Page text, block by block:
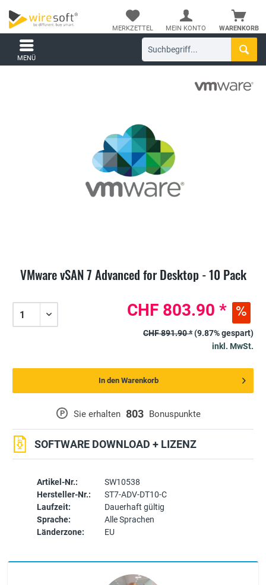
WARENKORB
MERKZETTEL MEIN KONTO
MENÜ
VMware vSAN 7 Advanced for Desktop - 10 Pack
Artikel-Nr.:
SW10538
Hersteller-Nr.:
ST7-ADV-DT10-C
Laufzeit:
Dauerhaft gültig
Sprache:
Alle Sprachen
Länderzone:
EU
P Sie erhalten 803 Bonuspunkte
SOFTWARE DOWNLOAD + LIZENZ
CHF 803.90 *
CHF 891.90 *(9.87% gespart)
inkl. MwSt.
In den Warenkorb